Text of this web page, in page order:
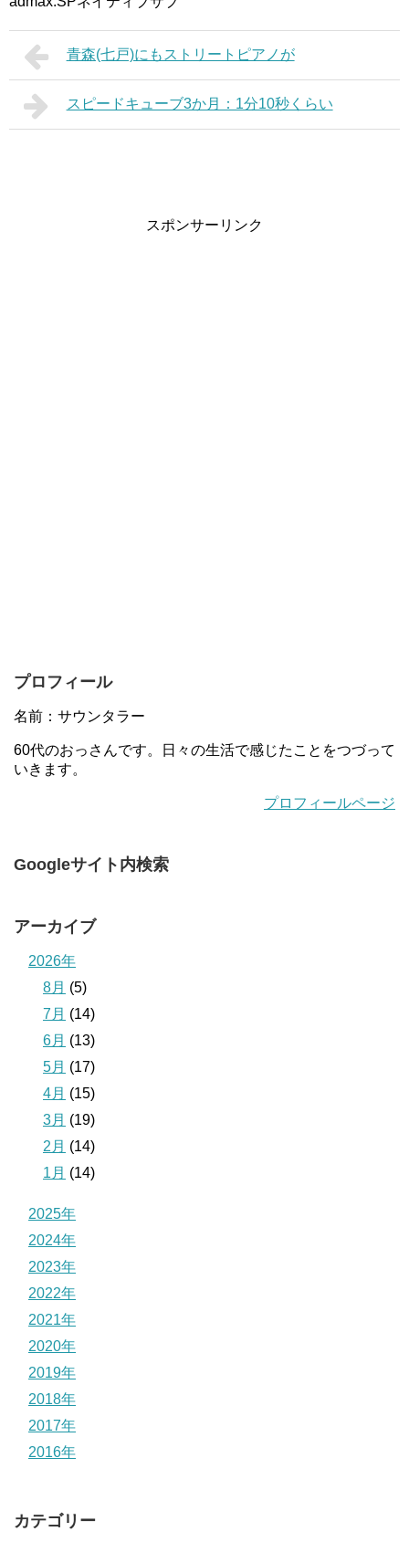
青森(七戸)にもストリートピアノが
スピードキューブ3か月：1分10秒くらい
スポンサーリンク
プロフィール
名前：サウンタラー
60代のおっさんです。日々の生活で感じたことをつづって
いきます。
プロフィールページ
Googleサイト内検索
アーカイブ
2026年
8月 (5)
7月 (14)
6月 (13)
5月 (17)
4月 (15)
3月 (19)
2月 (14)
1月 (14)
2025年
2024年
2023年
2022年
2021年
2020年
2019年
2018年
2017年
2016年
カテゴリー